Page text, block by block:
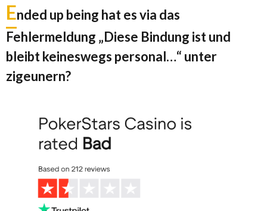
Ended up being hat es via das
Fehlermeldung „Diese Bindung ist und
bleibt keineswegs personal…“ unter
zigeunern?